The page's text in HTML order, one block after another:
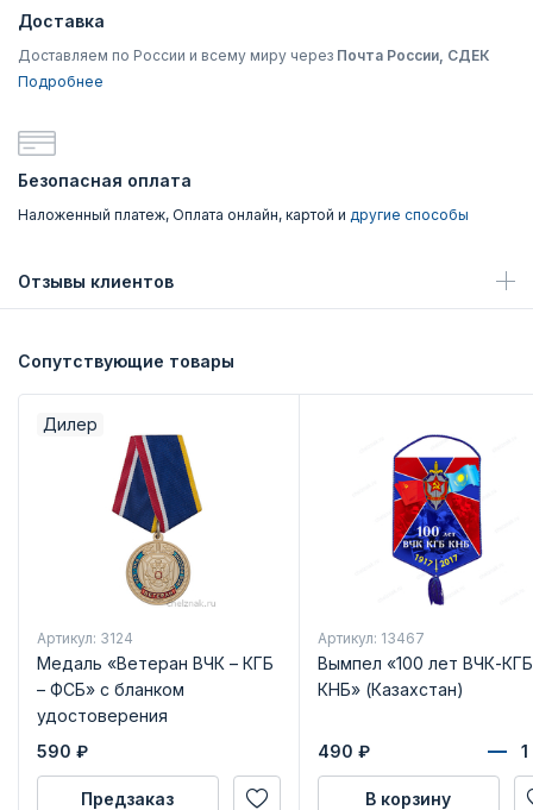
Доставка
Доставляем по России и всему миру через Почта России, СДЕК
Подробнее
Безопасная оплата
Наложенный платеж, Оплата онлайн, картой и другие способы
Отзывы клиентов
Сопутствующие товары
Дилер
Артикул: 3124
Медаль «Ветеран ВЧК – КГБ
– ФСБ» с бланком
удостоверения
590 ₽
Предзаказ
Артикул: 13467
Вымпел «100 лет ВЧК-
КНБ» (Казахстан)
490 ₽
В корзину